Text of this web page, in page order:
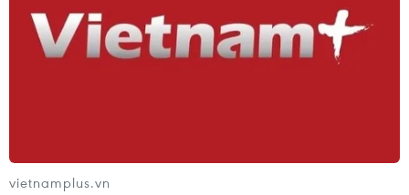
công dân thường trong xung đột
vietnamplus.vn